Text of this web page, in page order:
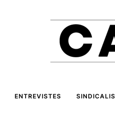
ENTREVISTES